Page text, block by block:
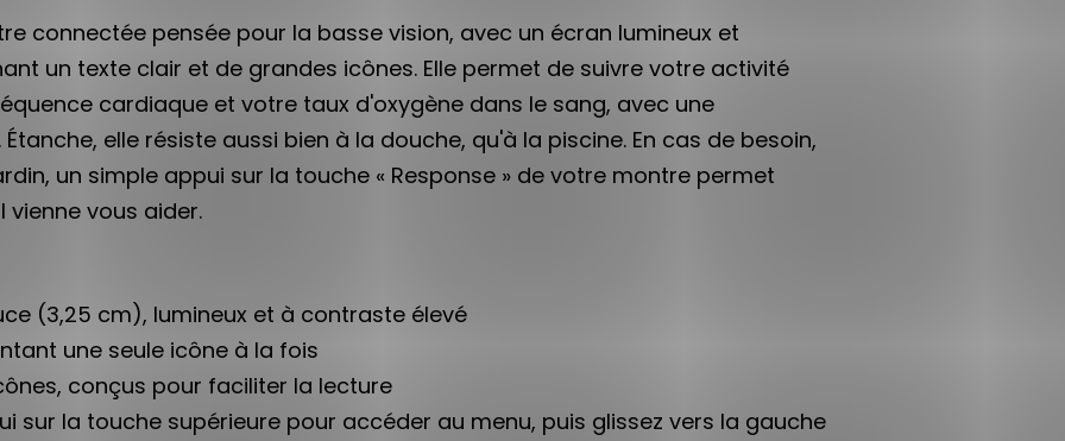
connectée pensée pour la basse vision, avec un écran lumineux et
un texte clair et de grandes icônes. Elle permet de suivre votre activité
cardiaque et votre taux d'oxygène dans le sang, avec une
elle résiste aussi bien à la douche, qu'à la piscine. En cas de besoin,
un simple appui sur la touche « Response » de votre montre permet
vous aider.
(3,25 cm), lumineux et à contraste élevé
une seule icône à la fois
conçus pour faciliter la lecture
sur la touche supérieure pour accéder au menu, puis glissez vers la gauche